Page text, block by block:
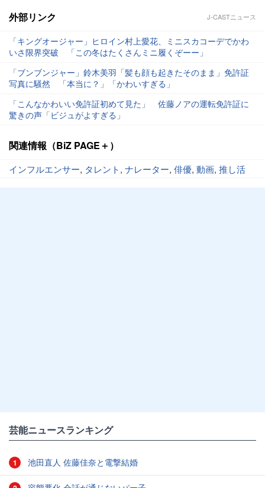
外部リンク J-CASTニュース
「キングオージャー」ヒロイン村上愛花、ミニスカコーデでかわ
いさ限界突破 「この冬はたくさんミニ履くぞーー」
「ブンブンジャー」鈴木美羽「髪も顔も起きたそのまま」免許証
写真に騒然 「本当に？」「かわいすぎる」
「こんなかわいい免許証初めて見た」 佐藤ノアの運転免許証に
驚きの声「ビジュがよすぎる」
関連情報（BiZ PAGE＋）
インフルエンサー, タレント, ナレーター, 俳優, 動画, 推し活
芸能ニュースランキング
1 池田直人 佐藤佳奈と電撃結婚